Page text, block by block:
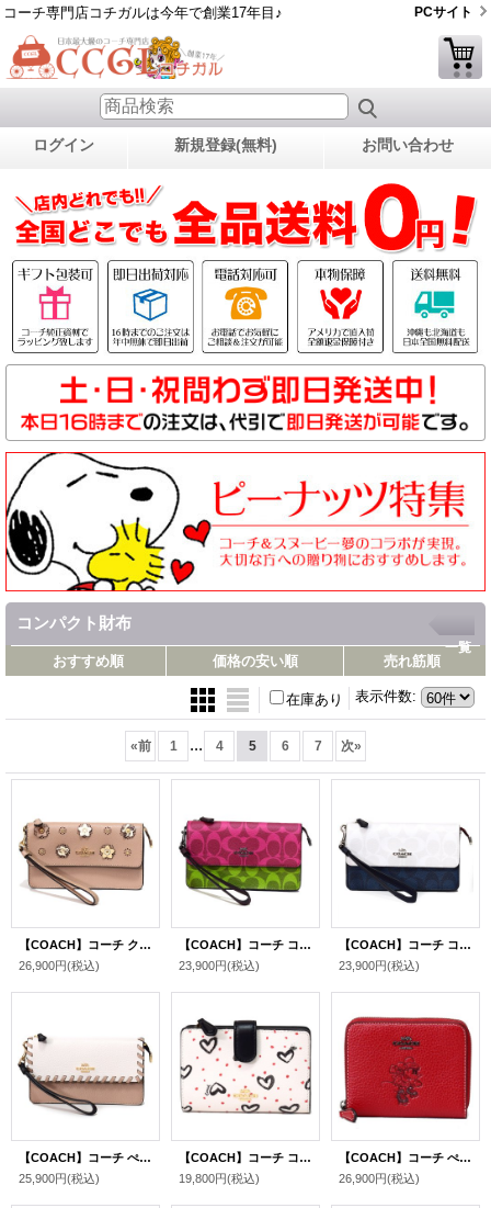
コーチ専門店コチガルは今年で創業17年目♪ PCサイト
ログイン 新規登録(無料) お問い合わせ
コンパクト財布
一覧
おすすめ順 価格の安い順 売れ筋順
表示件数:
在庫あり
«前 1 ... 4 5 6 7 次»
【COACH】コーチ クロスグレインレザー スムースレザー スネークエンボスドレザー デイジー 花柄 フラワー フローラル アップリケ リベット パンチング フォルドオーバー リストレット スマホ フォン ウォレット 二つ折り 財布 トープマルチ〔日本未発売〕
26,900円(税込)
【COACH】コーチ コーティングキャンバス スムースレザー シグネチャー ブロック フォルドオーバー リストレット スマホ フォン ウォレット 二つ折り 財布 マゼンタマルチ〔日本未発売〕
23,900円(税込)
【COACH】コーチ コーティングキャンバス スムースレザー シグネチャー ブロック フォルドオーバー リストレット スマホ フォン ウォレット 二つ折り 財布 チャークマルチ〔日本未発売〕
23,900円(税込)
【COACH】コーチ ぺブルレザー ホイップステッチ 縫い目 フォルドオーバー リストレット スマホ フォン ウォレット 二つ折り 財布 チャークマルチ〔日本未発売〕
25,900円(税込)
【COACH】コーチ コーティングキャンバス スムースレザー クレヨン ハート プリント ミディアム コーナー ジップ 二つ折り財布 チャークピンクマルチ×ブラック（日本未発売）
19,800円(税込)
【COACH】コーチ ぺブルレザー ディズニー ミニーマウス コラボ モチーフ スモール ジップ アラウンド 二つ折り 財布 専用BOX付 レッド〔日本未発売〕
26,900円(税込)